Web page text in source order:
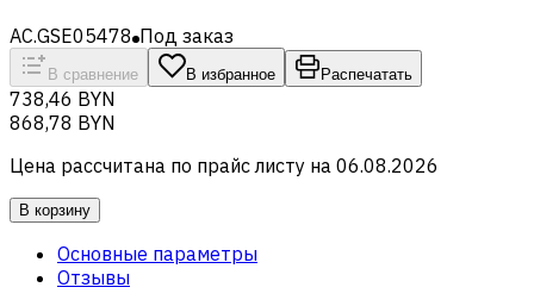
AC.GSE05478 Под заказ
В сравнение В избранное Распечатать
738,46 BYN
868,78 BYN
Цена рассчитана по прайс листу на 06.08.2026
В корзину
Основные параметры
Отзывы